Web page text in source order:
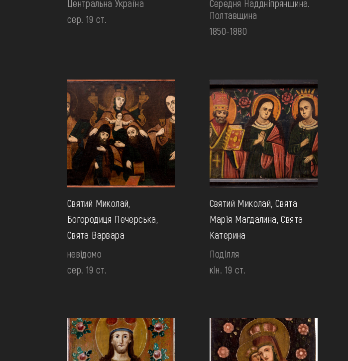
Центральна Україна
сер. 19 ст.
Середня Наддніпрянщина.
Полтавщина
1850-1880
Святий Миколай,
Богородиця Печерська,
Свята Варвара
невідомо
сер. 19 ст.
Святий Миколай, Свята
Марія Магдалина, Свята
Катерина
Поділля
кін. 19 ст.